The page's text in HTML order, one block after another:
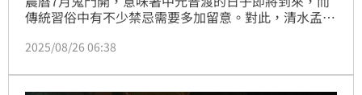
傳統習俗中有不少禁忌需要多加留意。對此，清水孟國
千萬要注意，小心拜錯衰整年！
2025/08/26 06:38